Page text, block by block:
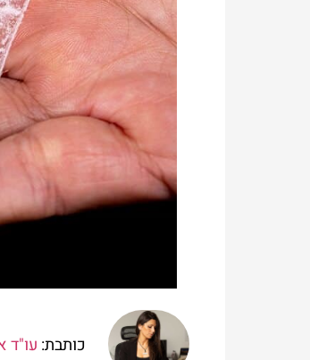
כותבת: עו"ד